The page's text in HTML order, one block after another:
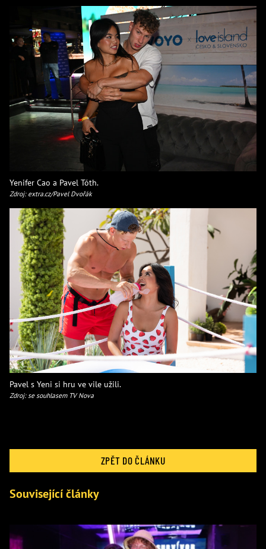
Yenifer Cao a Pavel Tóth.
Zdroj: extra.cz/Pavel Dvořák
Pavel s Yeni si hru ve vile užili.
Zdroj: se souhlasem TV Nova
ZPĚT DO ČLÁNKU
Související články